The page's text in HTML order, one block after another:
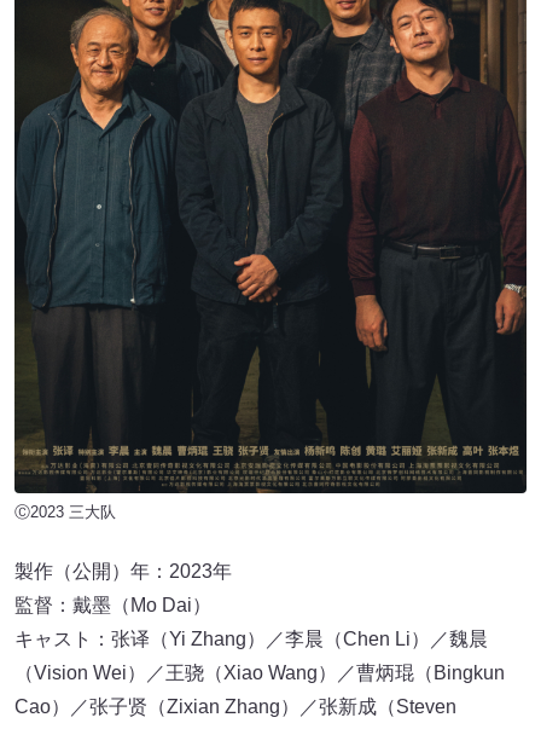
Ⓒ2023 三大队
製作（公開）年：2023年
監督：戴墨（Mo Dai）
キャスト：张译（Yi Zhang）／李晨（Chen Li）／魏晨
（Vision Wei）／王骁（Xiao Wang）／曹炳琨（Bingkun
Cao）／张子贤（Zixian Zhang）／张新成（Steven